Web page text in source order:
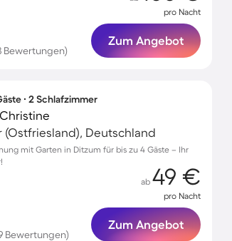
Bewertungen)
pro Nacht
Zum Angebot
∙ 2 Schlafzimmer
(Ostfriesland), Deutschland
mit Garten in Ditzum für bis zu 4 Gäste – Ihr
Bewertungen)
ab 49 €
pro Nacht
Zum Angebot